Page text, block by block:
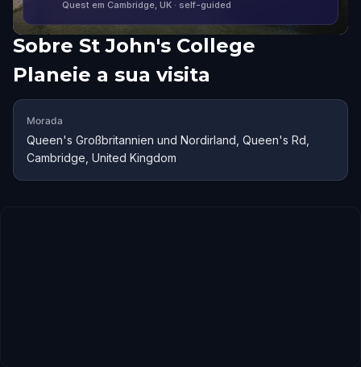
Quest em Cambridge, UK · self-guided
Sobre St John's College
Planeie a sua visita
Morada
Queen's Großbritannien und Nordirland, Queen's Rd,
Cambridge, United Kingdom